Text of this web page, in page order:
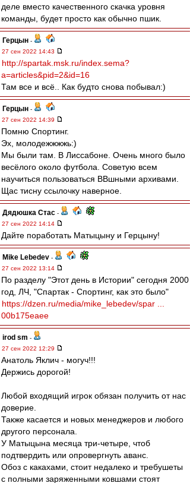
деле вместо качественного скачка уровня
команды, будет просто как обычно пшик.
Герцын -
27 сен 2022 14:43
http://spartak.msk.ru/index.sema?
a=articles&pid=2&id=16
Там все и всё.. Как будто снова побывал:)
Герцын -
27 сен 2022 14:39
Помню Спортинг.
Эх, молодежжжжь:)
Мы были там. В Лиссабоне. Очень много было
весёлого около футбола. Советую всем
научиться пользоваться ВВшными архивами.
Щас тисну ссылочку наверное.
Дядюшка Стас -
27 сен 2022 14:14
Дайте поработать Матыцыну и Герцыну!
Mike Lebedev -
27 сен 2022 13:14
По разделу "Этот день в Истории" сегодня 2000
год, ЛЧ, "Спартак - Спортинг, как это было"
https://dzen.ru/media/mike_lebedev/spar ...
00b175eaee
irod sm -
27 сен 2022 12:29
Анатоль Яклич - могуч!!!
Держись дорогой!
Любой входящий игрок обязан получить от нас
доверие.
Также касается и новых менеджеров и любого
другого персонала.
У Матыцына месяца три-четыре, чтоб
подтвердить или опровергнуть аванс.
Обоз с какахами, стоит недалеко и требушеты
с полными заряженными ковшами стоят